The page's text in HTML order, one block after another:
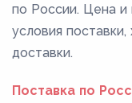
по России. Цена и
условия
доставки.
Поставка по